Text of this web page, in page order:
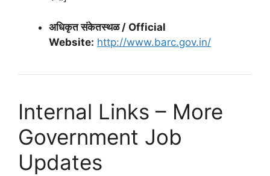
अधिकृत संकेतस्थळ / Official
Website: http://www.barc.gov.in/
Internal Links – More
Government Job
Updates